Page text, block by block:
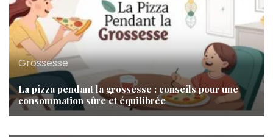
Grossesse
La pizza pendant la grossesse : conseils pour une
consommation sûre et équilibrée